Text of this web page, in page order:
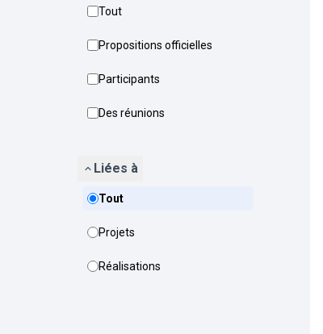
Tout
Propositions officielles
Participants
Des réunions
Liées à
Tout
Projets
Réalisations